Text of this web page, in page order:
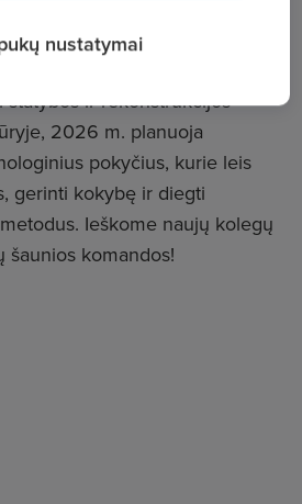
ir rekonstrukcijos
2026 m. planuoja
pokyčius, kurie leis
gerinti kokybę ir diegti
Ieškome naujų kolegų
šaunios komandos!
nustatymai